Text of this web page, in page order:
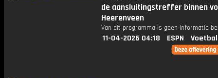
de aansluitingstreffer binnen
Heerenveen
Van dit programma is geen informatie
11-04-2026 04:18 ESPN